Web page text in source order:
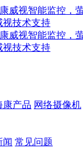
康产品 网络摄像机
闻 常见问题